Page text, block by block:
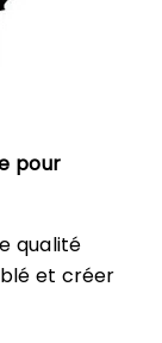
pour
qualité
et créer